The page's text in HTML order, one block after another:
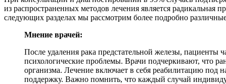
из распространенных методов лечения является радикальная
следующих разделах мы рассмотрим более подробно
Мнение врачей:
После удаления рака предстательной железы, пациенты
психологические проблемы. Врачи подчеркивают, что
организма. Лечение включает в себя реабилитацию под
поддержку. Важно помнить, что каждый случай